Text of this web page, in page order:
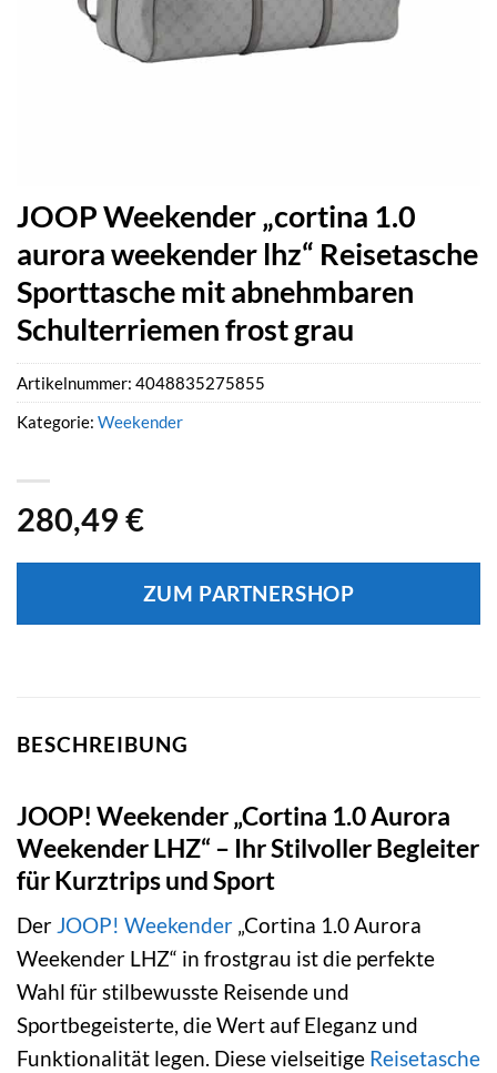
JOOP Weekender „cortina 1.0
aurora weekender lhz“ Reisetasche
Sporttasche mit abnehmbaren
Schulterriemen frost grau
280,49 €
ZUM PARTNERSHOP
Artikelnummer: 4048835275855
Kategorie: Weekender
BESCHREIBUNG
JOOP! Weekender „Cortina 1.0 Aurora
Weekender LHZ“ – Ihr Stilvoller Begleiter
für Kurztrips und Sport
Der JOOP! Weekender „Cortina 1.0 Aurora
Weekender LHZ“ in frostgrau ist die perfekte
Wahl für stilbewusste Reisende und
Sportbegeisterte, die Wert auf Eleganz und
Funktionalität legen. Diese vielseitige Reisetasche